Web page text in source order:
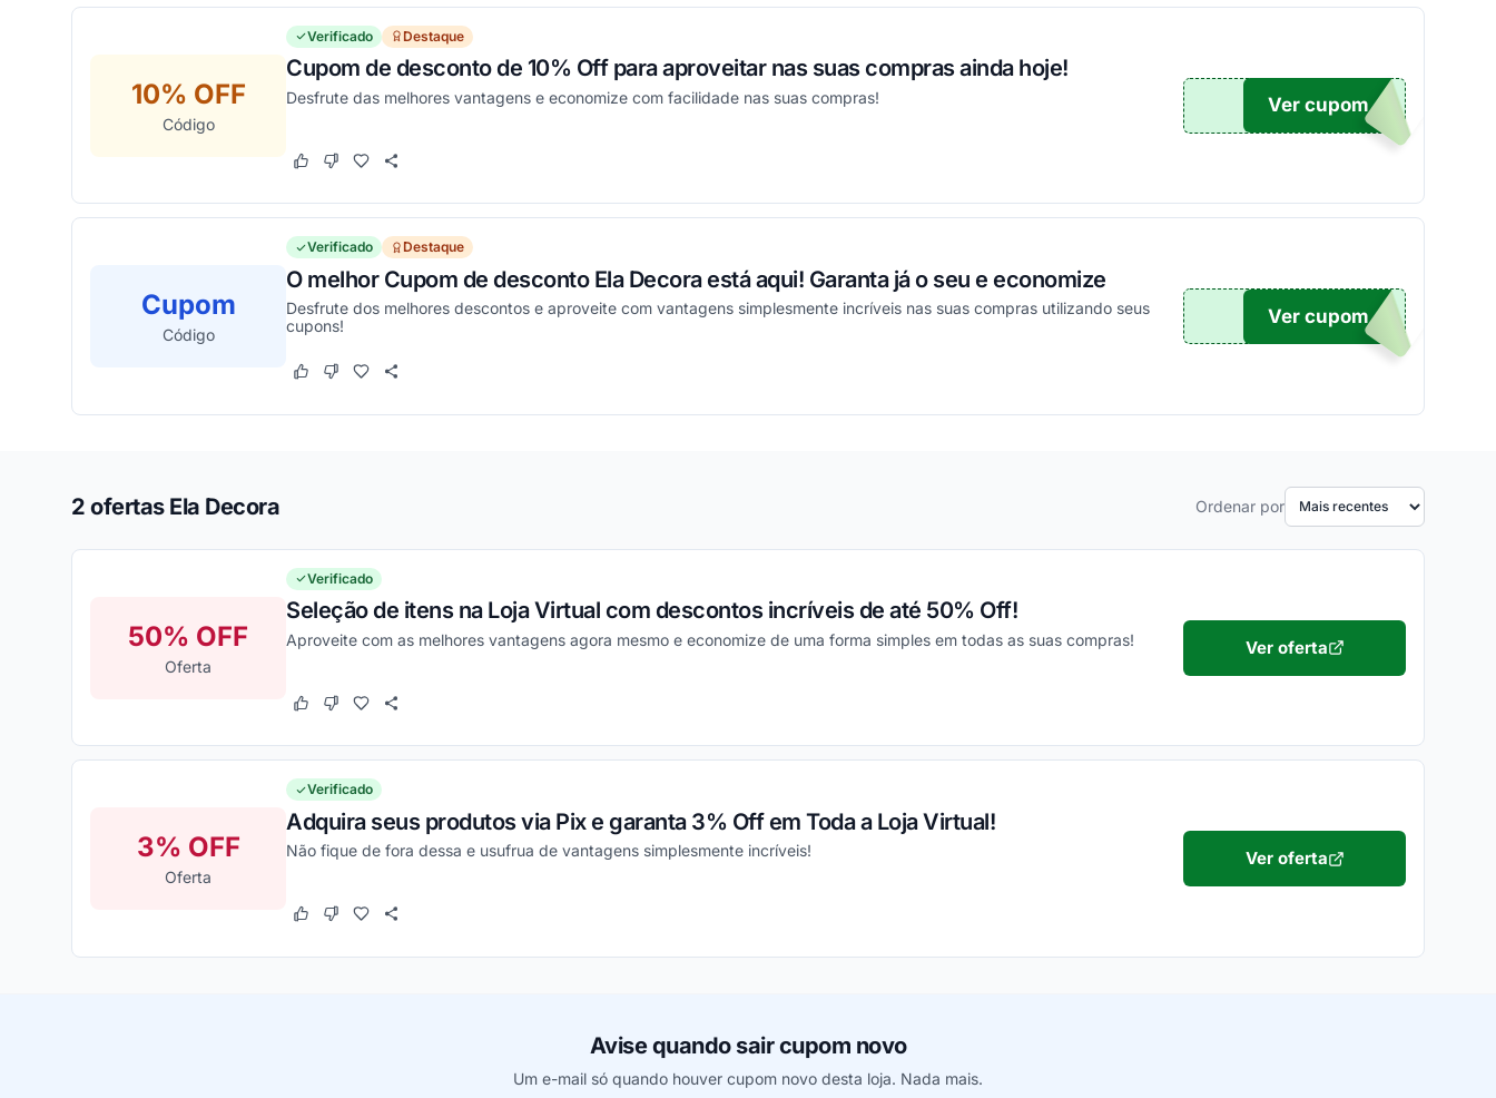
10% OFF
Código
Verificado Destaque
Cupom de desconto de 10% Off para aproveitar nas suas compras ainda hoje!
Desfrute das melhores vantagens e economize com facilidade nas suas compras!
Este cupom funcionou
Este cupom não funcionou
ONTO
Ver cupom
Cupom
Código
Verificado Destaque
O melhor Cupom de desconto Ela Decora está aqui! Garanta já o seu e economize
Desfrute dos melhores descontos e aproveite com vantagens simplesmente incríveis nas suas compras utilizando seus
cupons!
Este cupom funcionou
Este cupom não funcionou
TICO
Ver cupom
2 ofertas Ela Decora Ordenar por
50% OFF
Oferta
Verificado
Seleção de itens na Loja Virtual com descontos incríveis de até 50% Off!
Aproveite com as melhores vantagens agora mesmo e economize de uma forma simples em todas as suas compras!
Este cupom funcionou
Este cupom não funcionou
Ver oferta
3% OFF
Oferta
Verificado
Adquira seus produtos via Pix e garanta 3% Off em Toda a Loja Virtual!
Não fique de fora dessa e usufrua de vantagens simplesmente incríveis!
Este cupom funcionou
Este cupom não funcionou
Ver oferta
Avise quando sair cupom novo
Um e-mail só quando houver cupom novo desta loja. Nada mais.